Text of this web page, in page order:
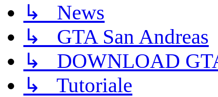
↳ News
↳ GTA San Andreas
↳ DOWNLOAD
↳ Tutoriale